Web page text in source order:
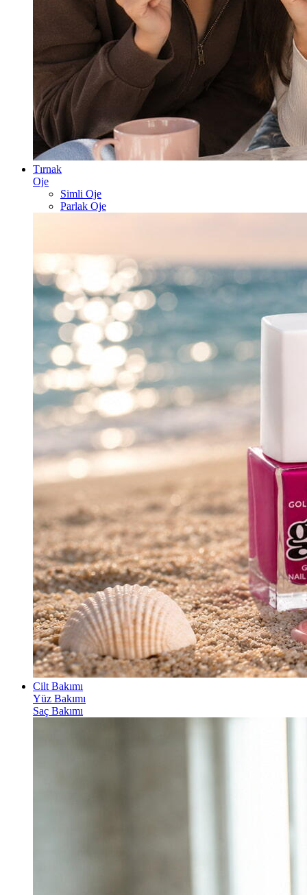
Tırnak
Oje
Simli Oje
Parlak Oje
Cilt Bakımı
Yüz Bakımı
Saç Bakımı